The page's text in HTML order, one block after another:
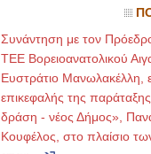
Συνάντηση με τον
ΤΕΕ Βορειοανατολικού
Ευστράτιο Μανωλακέλλη,
επικεφαλής της
δράση - νέος Δήμος»,
Κουφέλος, στο πλαίσιο